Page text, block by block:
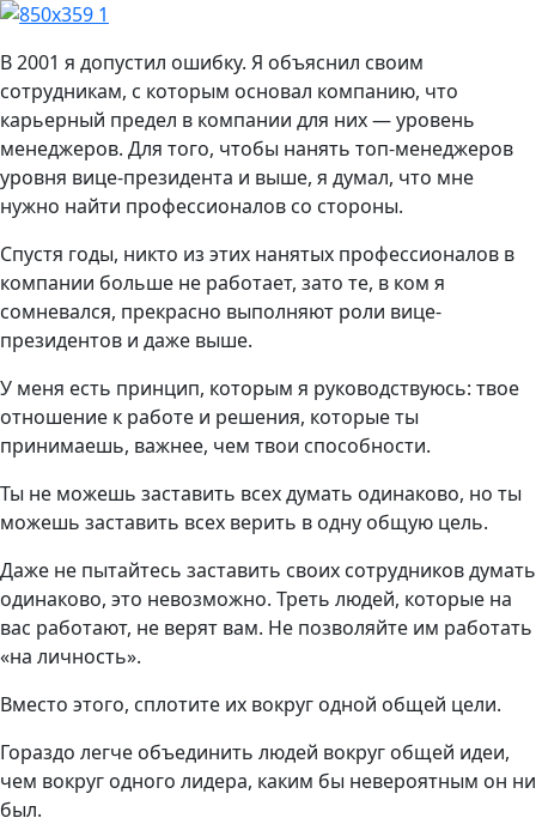
В 2001 я допустил ошибку. Я объяснил своим
сотрудникам, с которым основал компанию, что
карьерный предел в компании для них — уровень
менеджеров. Для того, чтобы нанять топ-менеджеров
уровня вице-президента и выше, я думал, что мне
нужно найти профессионалов со стороны.
Спустя годы, никто из этих нанятых профессионалов в
компании больше не работает, зато те, в ком я
сомневался, прекрасно выполняют роли вице-
президентов и даже выше.
У меня есть принцип, которым я руководствуюсь: твое
отношение к работе и решения, которые ты
принимаешь, важнее, чем твои способности.
Ты не можешь заставить всех думать одинаково, но ты
можешь заставить всех верить в одну общую цель.
Даже не пытайтесь заставить своих сотрудников думать
одинаково, это невозможно. Треть людей, которые на
вас работают, не верят вам. Не позволяйте им работать
«на личность».
Вместо этого, сплотите их вокруг одной общей цели.
Гораздо легче объединить людей вокруг общей идеи,
чем вокруг одного лидера, каким бы невероятным он ни
был.